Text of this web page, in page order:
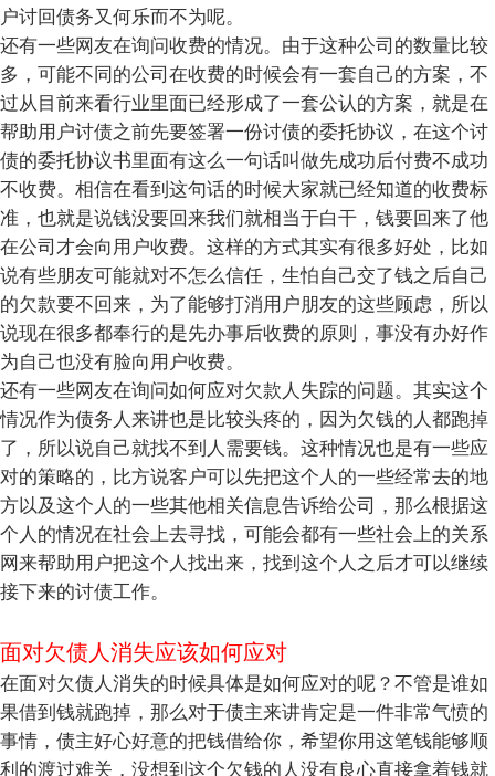
户讨回债务又何乐而不为呢。
还有一些网友在询问收费的情况。由于这种公司的数量比较
多，可能不同的公司在收费的时候会有一套自己的方案，不
过从目前来看行业里面已经形成了一套公认的方案，就是在
帮助用户讨债之前先要签署一份讨债的委托协议，在这个讨
债的委托协议书里面有这么一句话叫做先成功后付费不成功
不收费。相信在看到这句话的时候大家就已经知道的收费标
准，也就是说钱没要回来我们就相当于白干，钱要回来了他
在公司才会向用户收费。这样的方式其实有很多好处，比如
说有些朋友可能就对不怎么信任，生怕自己交了钱之后自己
的欠款要不回来，为了能够打消用户朋友的这些顾虑，所以
说现在很多都奉行的是先办事后收费的原则，事没有办好作
为自己也没有脸向用户收费。
还有一些网友在询问如何应对欠款人失踪的问题。其实这个
情况作为债务人来讲也是比较头疼的，因为欠钱的人都跑掉
了，所以说自己就找不到人需要钱。这种情况也是有一些应
对的策略的，比方说客户可以先把这个人的一些经常去的地
方以及这个人的一些其他相关信息告诉给公司，那么根据这
个人的情况在社会上去寻找，可能会都有一些社会上的关系
网来帮助用户把这个人找出来，找到这个人之后才可以继续
接下来的讨债工作。
面对欠债人消失应该如何应对
在面对欠债人消失的时候具体是如何应对的呢？不管是谁如
果借到钱就跑掉，那么对于债主来讲肯定是一件非常气愤的
事情，债主好心好意的把钱借给你，希望你用这笔钱能够顺
利的渡过难关，没想到这个欠钱的人没有良心直接拿着钱就